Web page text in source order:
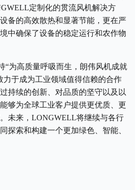
定制化的贯流风机解决方
备的高效散热和显著节能，更在严
中确保了设备的稳定运行和农作物
“为高质量呼吸而生，朗伟风机成就
力于成为工业领域值得信赖的合作
持续的创新、对品质的坚守以及以
够为全球工业客户提供更优质、更
未来，LONGWELL将继续与各行
探索和构建一个更加绿色、智能、